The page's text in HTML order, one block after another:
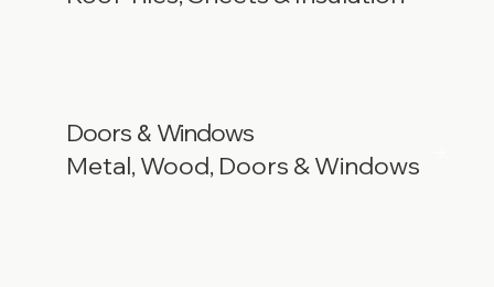
Doors& Windows
Metal, Wood, Doors & Windows